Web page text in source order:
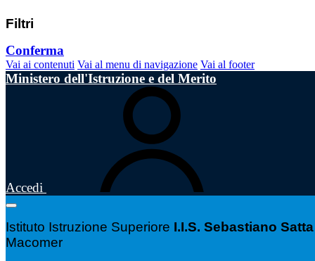
Filtri
Conferma
Vai ai contenuti Vai al menu di navigazione Vai al footer
Ministero dell'Istruzione e del Merito
Accedi
Istituto Istruzione Superiore I.I.S. Sebastiano Satta
Macomer